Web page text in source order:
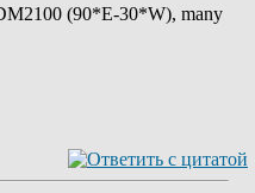
(90*E-30*W), many